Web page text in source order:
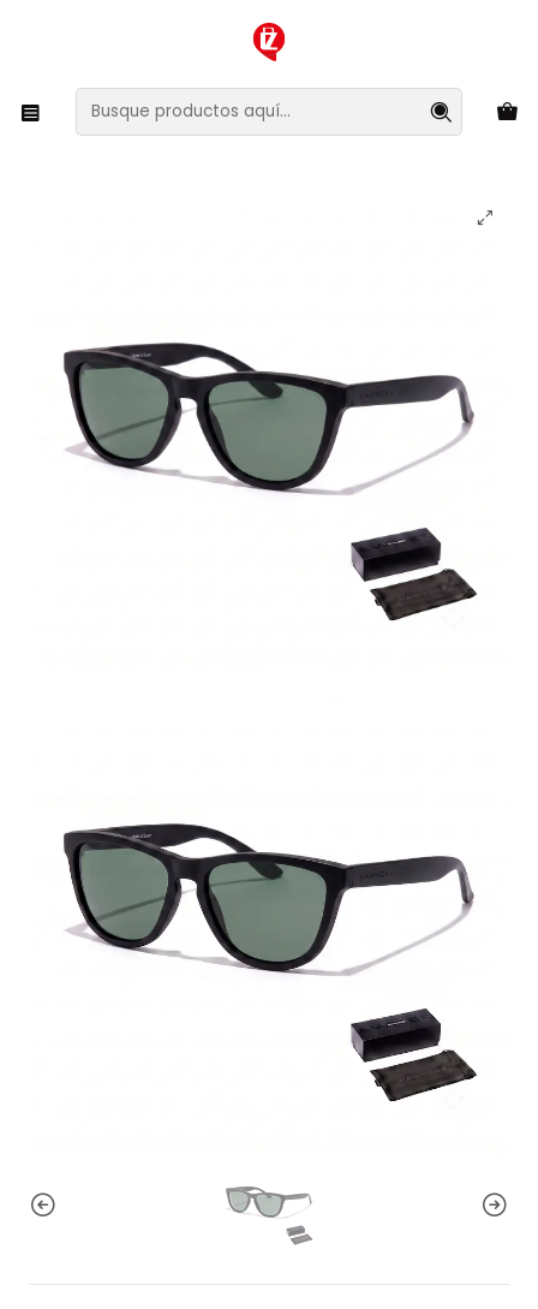
XMAS SALE ¡Compra antes de que la oferta termine!
Lentes y Accesorios Lentes de Sol
Lentes de Sol Polarizado One Raw Black Alligator
HONR21BETP Unisex - Talla 54mm